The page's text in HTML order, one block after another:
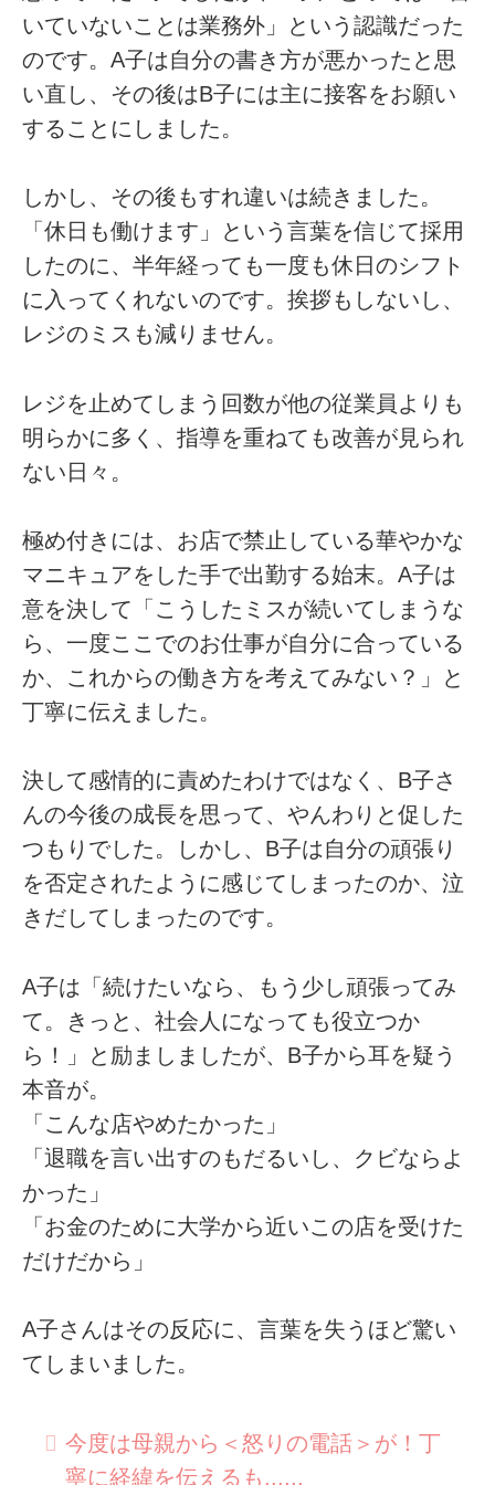
いていないことは業務外」という認識だった
のです。A子は自分の書き方が悪かったと思
い直し、その後はB子には主に接客をお願い
することにしました。
しかし、その後もすれ違いは続きました。
「休日も働けます」という言葉を信じて採用
したのに、半年経っても一度も休日のシフト
に入ってくれないのです。挨拶もしないし、
レジのミスも減りません。
レジを止めてしまう回数が他の従業員よりも
明らかに多く、指導を重ねても改善が見られ
ない日々。
極め付きには、お店で禁止している華やかな
マニキュアをした手で出勤する始末。A子は
意を決して「こうしたミスが続いてしまうな
ら、一度ここでのお仕事が自分に合っている
か、これからの働き方を考えてみない？」と
丁寧に伝えました。
決して感情的に責めたわけではなく、B子さ
んの今後の成長を思って、やんわりと促した
つもりでした。しかし、B子は自分の頑張り
を否定されたように感じてしまったのか、泣
きだしてしまったのです。
A子は「続けたいなら、もう少し頑張ってみ
て。きっと、社会人になっても役立つか
ら！」と励ましましたが、B子から耳を疑う
本音が。
「こんな店やめたかった」
「退職を言い出すのもだるいし、クビならよ
かった」
「お金のために大学から近いこの店を受けた
だけだから」
A子さんはその反応に、言葉を失うほど驚い
てしまいました。
今度は母親から＜怒りの電話＞が！丁
寧に経緯を伝えるも......